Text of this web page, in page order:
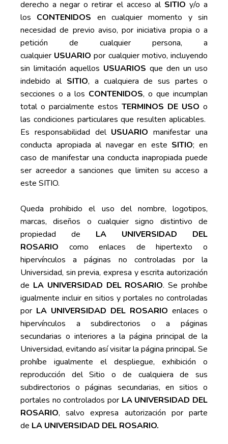
derecho a negar o retirar el acceso al SITIO y/o a
los CONTENIDOS en cualquier momento y sin
necesidad de previo aviso, por iniciativa propia o a
petición de cualquier persona, a
cualquier USUARIO por cualquier motivo, incluyendo
sin limitación aquellos USUARIOS que den un uso
indebido al SITIO, a cualquiera de sus partes o
secciones o a los CONTENIDOS, o que incumplan
total o parcialmente estos TERMINOS DE USO o
las condiciones particulares que resulten aplicables.
Es responsabilidad del USUARIO manifestar una
conducta apropiada al navegar en este SITIO; en
caso de manifestar una conducta inapropiada puede
ser acreedor a sanciones que limiten su acceso a
este SITIO.
Queda prohibido el uso del nombre, logotipos,
marcas, diseños o cualquier signo distintivo de
propiedad de LA UNIVERSIDAD DEL
ROSARIO como enlaces de hipertexto o
hipervínculos a páginas no controladas por la
Universidad, sin previa, expresa y escrita autorización
de LA UNIVERSIDAD DEL ROSARIO. Se prohíbe
igualmente incluir en sitios y portales no controladas
por LA UNIVERSIDAD DEL ROSARIO enlaces o
hipervínculos a subdirectorios o a páginas
secundarias o interiores a la página principal de la
Universidad, evitando así visitar la página principal. Se
prohíbe igualmente el despliegue, exhibición o
reproducción del Sitio o de cualquiera de sus
subdirectorios o páginas secundarias, en sitios o
portales no controlados por LA UNIVERSIDAD DEL
ROSARIO, salvo expresa autorización por parte
de LA UNIVERSIDAD DEL ROSARIO.